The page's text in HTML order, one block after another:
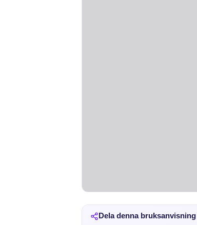
Dela denna bruksanvisning